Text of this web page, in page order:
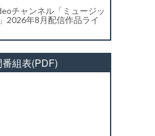
チャンネル「ミュージッ
2026年8月配信作品ライ
組表(PDF)